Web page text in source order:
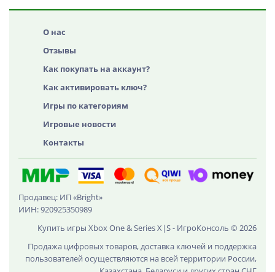
О нас
Отзывы
Как покупать на аккаунт?
Как активировать ключ?
Игры по категориям
Игровые новости
Контакты
Продавец: ИП «Bright»
ИИН: 920925350989
Купить игры Xbox One & Series X|S - ИгроКонсоль © 2026
Продажа цифровых товаров, доставка ключей и поддержка
пользователей осуществляются на всей территории России,